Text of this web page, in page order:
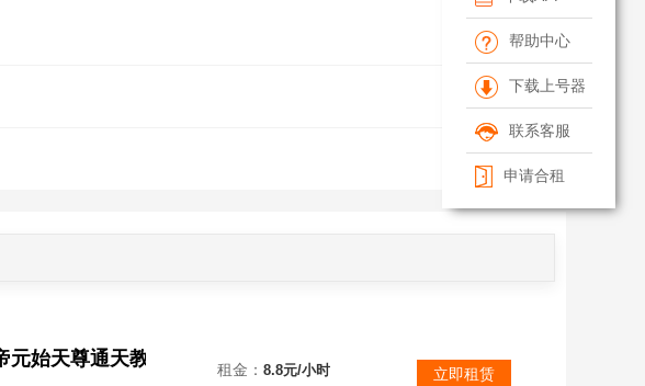
帮助中心
下载上号器
联系客服
申请合租
清空筛选条件
山海经OL账号【官方版本】租号异兽天启妖丹炎帝元始天尊通天教主女娲元神女郎
租金： 8.8元/小时 立即租赁